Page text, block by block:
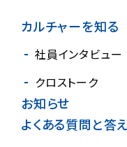
カルチャーを知る
社員インタビュー
クロストーク
お知らせ
よくある質問と答え